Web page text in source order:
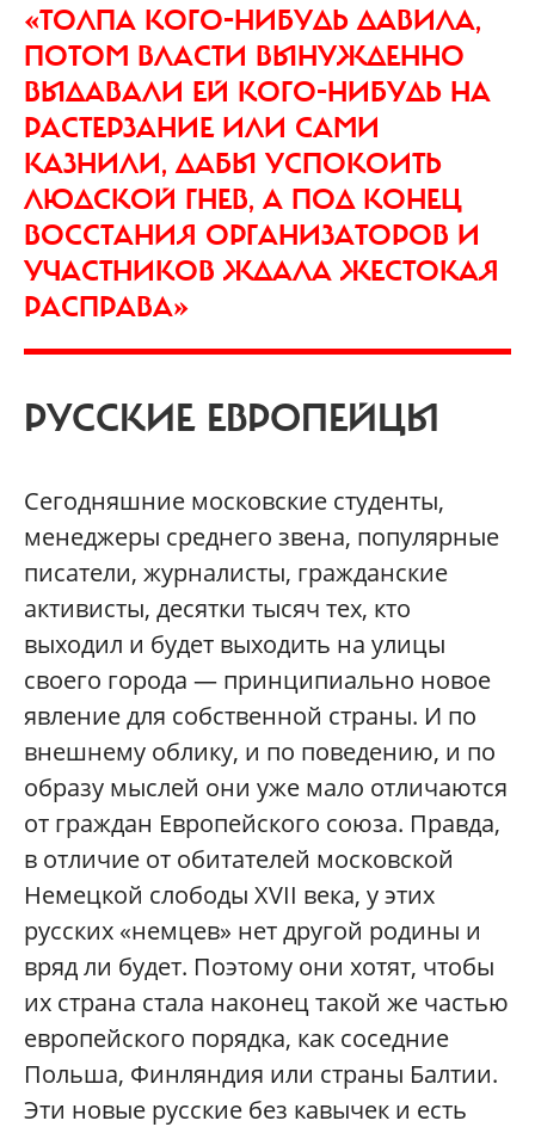
«ТОЛПА КОГО-НИБУДЬ ДАВИЛА,
ПОТОМ ВЛАСТИ ВЫНУЖДЕННО
ВЫДАВАЛИ ЕЙ КОГО-НИБУДЬ НА
РАСТЕРЗАНИЕ ИЛИ САМИ
КАЗНИЛИ, ДАБЫ УСПОКОИТЬ
ЛЮДСКОЙ ГНЕВ, А ПОД КОНЕЦ
ВОССТАНИЯ ОРГАНИЗАТОРОВ И
УЧАСТНИКОВ ЖДАЛА ЖЕСТОКАЯ
РАСПРАВА»
РУССКИЕ ЕВРОПЕЙЦЫ
Сегодняшние московские студенты,
менеджеры среднего звена, популярные
писатели, журналисты, гражданские
активисты, десятки тысяч тех, кто
выходил и будет выходить на улицы
своего города — принципиально новое
явление для собственной страны. И по
внешнему облику, и по поведению, и по
образу мыслей они уже мало отличаются
от граждан Европейского союза. Правда,
в отличие от обитателей московской
Немецкой слободы XVII века, у этих
русских «немцев» нет другой родины и
вряд ли будет. Поэтому они хотят, чтобы
их страна стала наконец такой же частью
европейского порядка, как соседние
Польша, Финляндия или страны Балтии.
Эти новые русские без кавычек и есть